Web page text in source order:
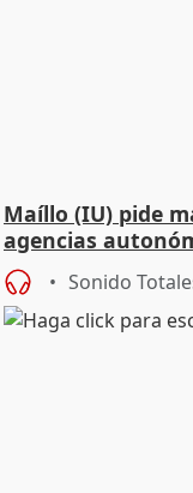
Maíllo (IU) pide
agencias
Sonido